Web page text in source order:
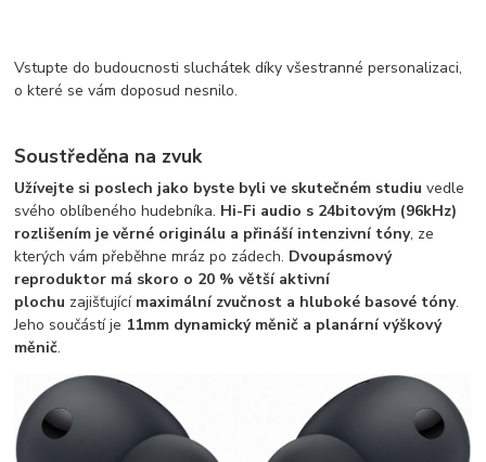
Vstupte do budoucnosti sluchátek díky všestranné personalizaci,
o které se vám doposud nesnilo.
Soustředěna na zvuk
Užívejte si poslech jako byste byli ve skutečném studiu vedle
svého oblíbeného hudebníka. Hi-Fi audio s 24bitovým (96kHz)
rozlišením je věrné originálu a přináší intenzivní tóny, ze
kterých vám přeběhne mráz po zádech. Dvoupásmový
reproduktor má skoro o 20 % větší aktivní
plochu zajišťující maximální zvučnost a hluboké basové tóny.
Jeho součástí je 11mm dynamický měnič a planární výškový
měnič.